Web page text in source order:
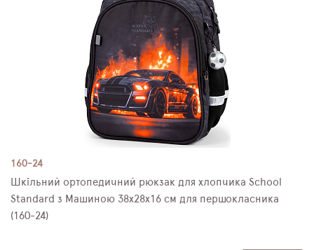
160-24
Шкільний ортопедичний рюкзак для хлопчика School
Standard з Машиною 38х28х16 см для першокласника
(160-24)